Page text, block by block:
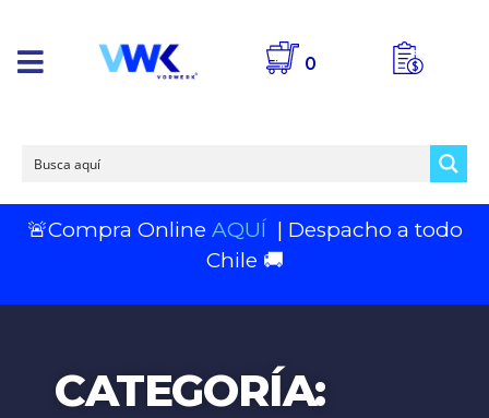
0
🚨Compra Online AQUÍ | Despacho a todo
Chile 🚚
CATEGORÍA: